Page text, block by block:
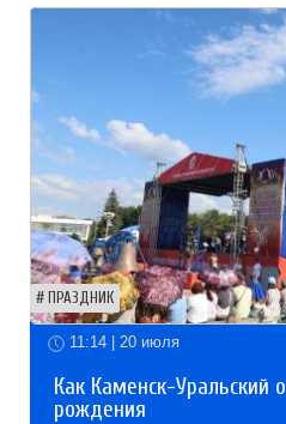
ПРАЗДНИК
11:14 | 20 июля
Как Каменск-Уральский
рождения